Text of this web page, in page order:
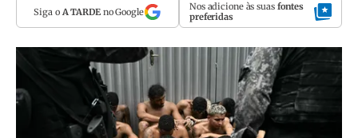
Siga o A TARDEno Google Nos adicione às suas fontes
preferidas